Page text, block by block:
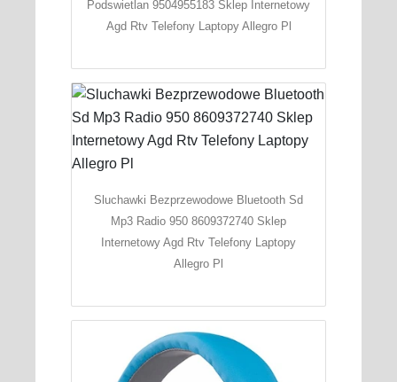
Podswietlan 9504955183 Sklep Internetowy
Agd Rtv Telefony Laptopy Allegro Pl
Sluchawki Bezprzewodowe Bluetooth Sd
Mp3 Radio 950 8609372740 Sklep
Internetowy Agd Rtv Telefony Laptopy
Allegro Pl